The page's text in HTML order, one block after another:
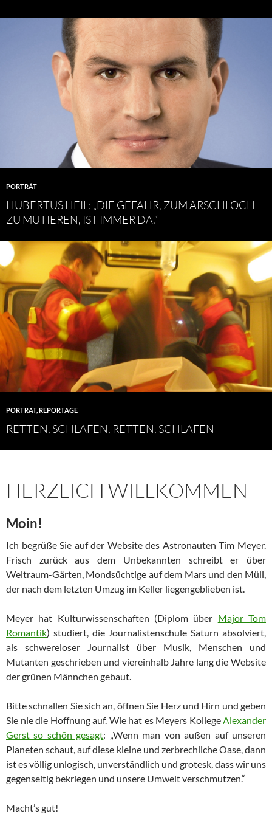
PORTRÄT
HUBERTUS HEIL: „DIE GEFAHR, ZUM ARSCHLOCH
ZU MUTIEREN, IST IMMER DA.“
PORTRÄT, REPORTAGE
RETTEN, SCHLAFEN, RETTEN, SCHLAFEN
HERZLICH WILLKOMMEN
Moin!
Ich begrüße Sie auf der Website des Astronauten Tim Meyer.
Frisch zurück aus dem Unbekannten schreibt er über
Weltraum-Gärten, Mondsüchtige auf dem Mars und den Müll,
der nach dem letzten Umzug im Keller liegengeblieben ist.
Meyer hat Kulturwissenschaften (Diplom über Major Tom
Romantik) studiert, die Journalistenschule Saturn absolviert,
als schwereloser Journalist über Musik, Menschen und
Mutanten geschrieben und viereinhalb Jahre lang die Website
der grünen Männchen gebaut.
Bitte schnallen Sie sich an, öffnen Sie Herz und Hirn und geben
Sie nie die Hoffnung auf. Wie hat es Meyers KollegeAlexander
Gerst so schön gesagt: „Wenn man von außen auf unseren
Planeten schaut, auf diese kleine und zerbrechliche Oase, dann
ist es völlig unlogisch, unverständlich und grotesk, dass wir uns
gegenseitig bekriegen und unsere Umwelt verschmutzen.“
Macht’s gut!